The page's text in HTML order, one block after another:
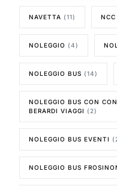
NAVETTA (11)
NOLEGGIO (4)
NOLEGGIO BUS (14)
NOLEGGIO BUS CON
BERARDI VIAGGI (2)
NOLEGGIO BUS EVENTI
NOLEGGIO BUS